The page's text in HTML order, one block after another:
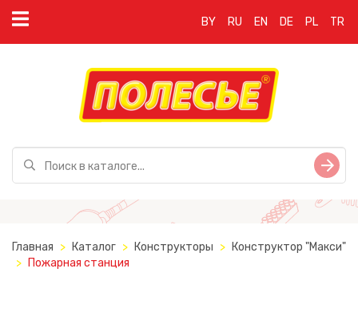
BY RU EN DE PL TR
Главная Каталог Конструкторы
Конструктор "Макси"
Пожарная станция